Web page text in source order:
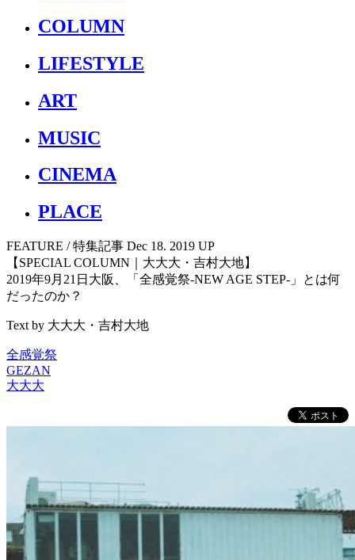
COLUMN
LIFESTYLE
ART
MUSIC
CINEMA
PLACE
FEATURE / 特集記事 Dec 18. 2019 UP
【SPECIAL COLUMN｜大大大・吉村大地】
2019年9月21日大阪、「全感覚祭-NEW AGE STEP-」とは何
だったのか？
Text by 大大大・吉村大地
全感覚祭
GEZAN
大大大